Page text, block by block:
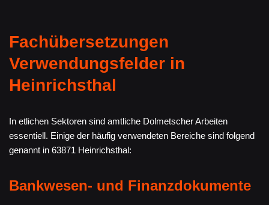
Fachübersetzungen
Verwendungsfelder in
Heinrichsthal
In etlichen Sektoren sind amtliche Dolmetscher Arbeiten
essentiell. Einige der häufig verwendeten Bereiche sind folgend
genannt in 63871 Heinrichsthal:
Bankwesen- und Finanzdokumente